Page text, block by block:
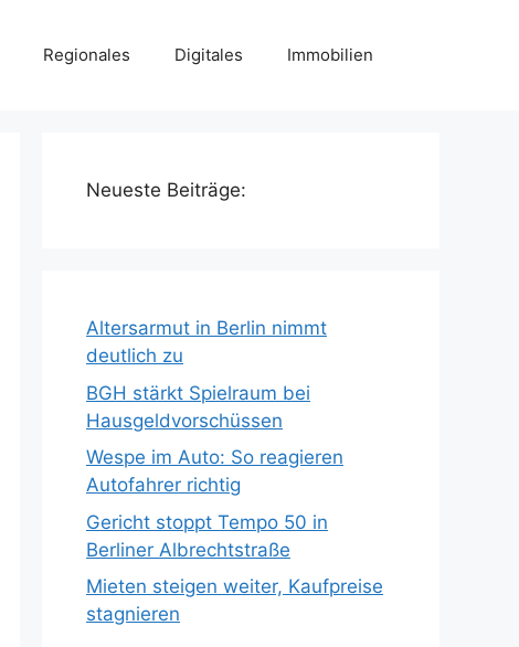
Regionales Digitales Immobilien
Neueste Beiträge:
Altersarmut in Berlin nimmt
deutlich zu
BGH stärkt Spielraum bei
Hausgeldvorschüssen
Wespe im Auto: So reagieren
Autofahrer richtig
Gericht stoppt Tempo 50 in
Berliner Albrechtstraße
Mieten steigen weiter, Kaufpreise
stagnieren